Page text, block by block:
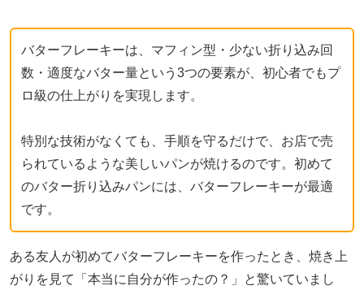
バターフレーキーは、マフィン型・少ない折り込み回
数・適度なバター量という3つの要素が、初心者でもプ
ロ級の仕上がりを実現します。
特別な技術がなくても、手順を守るだけで、お店で売
られているような美しいパンが焼けるのです。初めて
のバター折り込みパンには、バターフレーキーが最適
です。
ある友人が初めてバターフレーキーを作ったとき、焼き上
がりを見て「本当に自分が作ったの？」と驚いていまし